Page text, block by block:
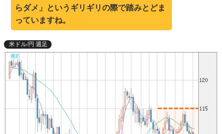
らダメ」というギリギリの際で踏みとどま
っていますね。
米ドル/円 週足